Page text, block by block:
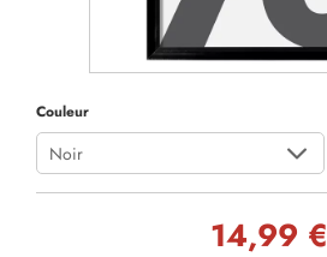
Couleur
Noir
14,99 €